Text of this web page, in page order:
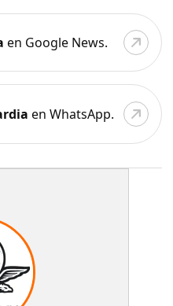
en Google News.
en WhatsApp.